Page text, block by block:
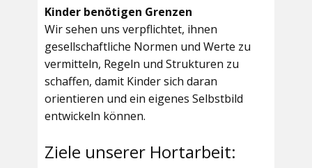
Kinder benötigen Grenzen
Wir sehen uns verpflichtet, ihnen
gesellschaftliche Normen und Werte zu
vermitteln, Regeln und Strukturen zu
schaffen, damit Kinder sich daran
orientieren und ein eigenes Selbstbild
entwickeln können.
Ziele unserer Hortarbeit: